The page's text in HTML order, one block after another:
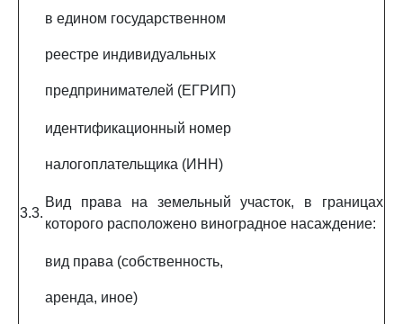
в едином государственном
реестре индивидуальных
предпринимателей (ЕГРИП)
идентификационный номер
налогоплательщика (ИНН)
3.3.
Вид права на земельный участок, в границах
которого расположено виноградное насаждение:
вид права (собственность,
аренда, иное)